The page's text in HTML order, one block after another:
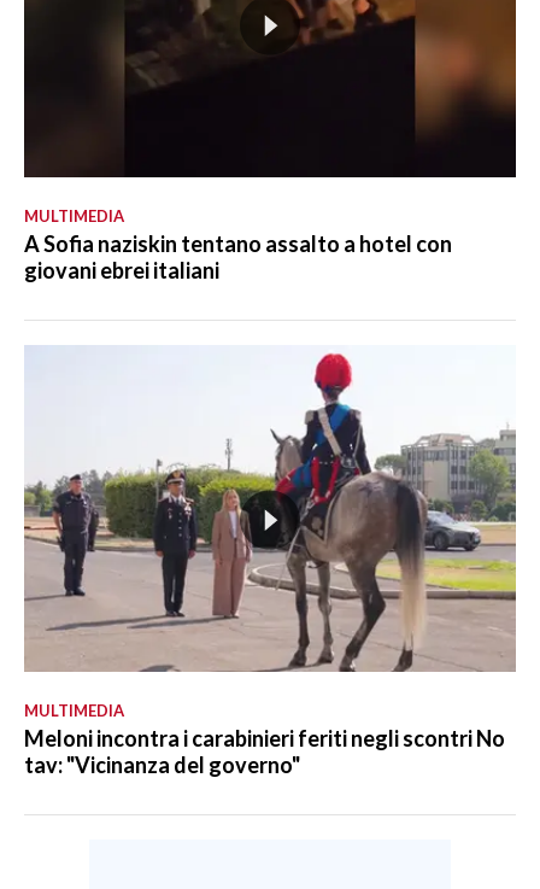
MULTIMEDIA
A Sofia naziskin tentano assalto a hotel con
giovani ebrei italiani
MULTIMEDIA
Meloni incontra i carabinieri feriti negli scontri No
tav: "Vicinanza del governo"